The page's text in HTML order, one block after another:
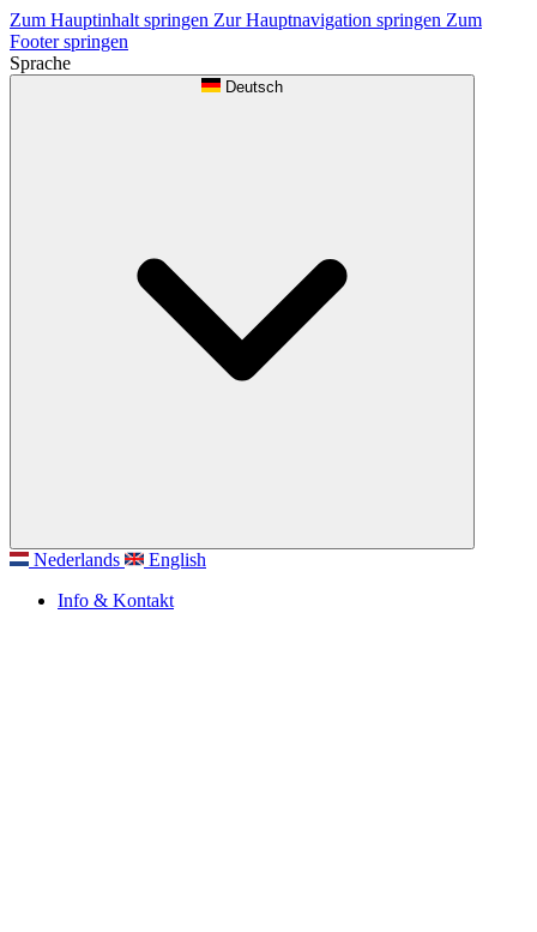
Zum Hauptinhalt springen Zur Hauptnavigation springen Zum
Footer springen
Sprache
Deutsch
Nederlands
English
Info & Kontakt